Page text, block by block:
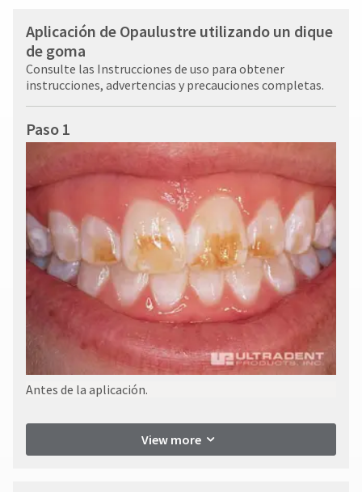
Aplicación de Opaulustre utilizando un dique
de goma
Consulte las Instrucciones de uso para obtener
instrucciones, advertencias y precauciones completas.
Paso 1
Antes de la aplicación.
View more